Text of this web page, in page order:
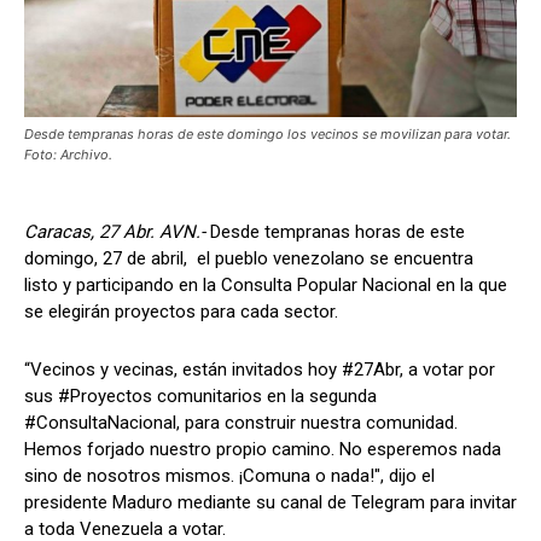
Desde tempranas horas de este domingo los vecinos se movilizan para votar.
Foto: Archivo.
Caracas, 27 Abr. AVN.-Desde tempranas horas de este
domingo, 27 de abril, el pueblo venezolano se encuentra
listo y participando en la Consulta Popular Nacional en la que
se elegirán proyectos para cada sector.
“Vecinos y vecinas, están invitados hoy #27Abr, a votar por
sus #Proyectos comunitarios en la segunda
#ConsultaNacional, para construir nuestra comunidad.
Hemos forjado nuestro propio camino. No esperemos nada
sino de nosotros mismos. ¡Comuna o nada!", dijo el
presidente Maduro mediante su canal de Telegram para invitar
a toda Venezuela a votar.